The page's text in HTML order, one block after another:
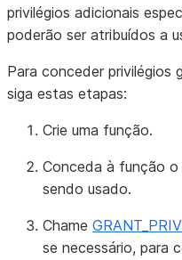
privilégios adicionais
poderão ser atribuídos a
Para conceder privilégios
siga estas etapas:
Crie uma função.
Conceda à função o
sendo usado.
Chame
se necessário, para